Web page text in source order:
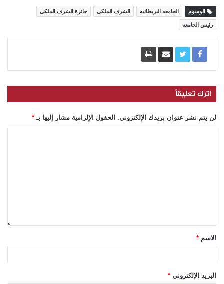
الوسوم الجامعه البريطانيه الشرف الملكى جائزة الشرف الملكى
رئيس الجامعه
اترك تعليقاً
لن يتم نشر عنوان بريدك الإلكتروني. الحقول الإلزامية مشار إليها بـ *
الاسم *
البريد الإلكتروني *